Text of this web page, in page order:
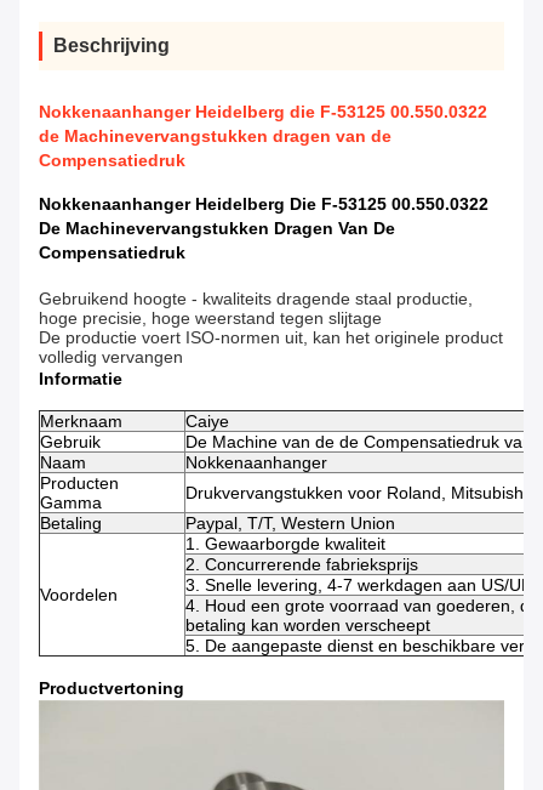
Beschrijving
Nokkenaanhanger Heidelberg die F-53125 00.550.0322
de Machinevervangstukken dragen van de
Compensatiedruk
Nokkenaanhanger Heidelberg Die F-53125 00.550.0322
De Machinevervangstukken Dragen Van De
Compensatiedruk
Gebruikend hoogte - kwaliteits dragende staal productie,
hoge precisie, hoge weerstand tegen slijtage
De productie voert ISO-normen uit, kan het originele product
volledig vervangen
Informatie
Merknaam
Caiye
Gebruik
De Machine van de de Compensatiedruk van
Naam
Nokkenaanhanger
Producten
Gamma
Drukvervangstukken voor Roland, Mitsubishi,
Betaling
Paypal, T/T, Western Union
Voordelen
1. Gewaarborgde kwaliteit
2. Concurrerende fabrieksprijs
3. Snelle levering, 4-7 werkdagen aan US/UK/
4. Houd een grote voorraad van goederen,
betaling kan worden verscheept
5. De aangepaste dienst en beschikbare
Productvertoning